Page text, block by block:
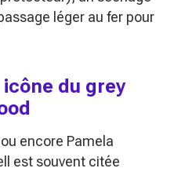
léger au fer pour
du grey
encore Pamela
est souvent citée